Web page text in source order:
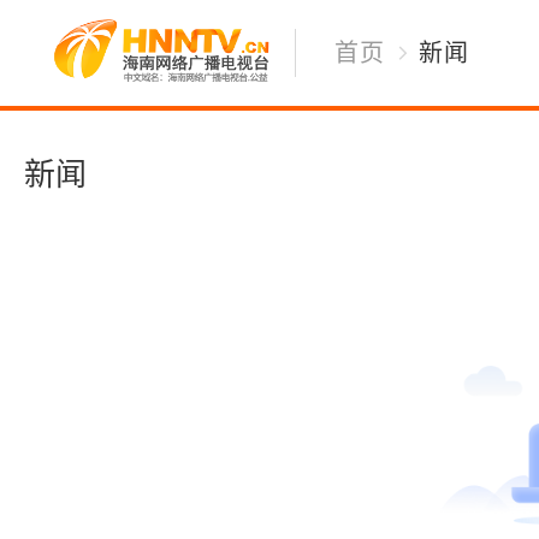
首页 新闻
新闻